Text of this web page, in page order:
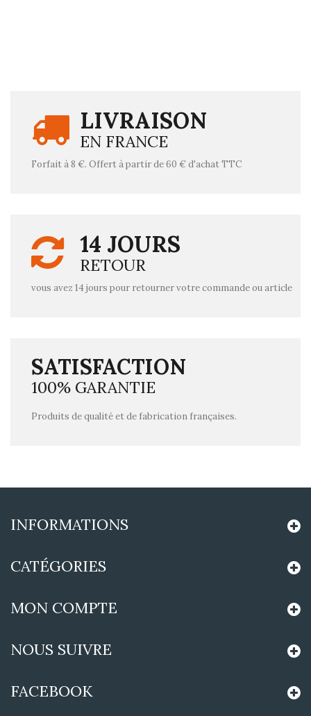
LIVRAISON
EN FRANCE
Forfait à 8 €. Offert à partir de 60 € d'achat TTC
14 JOURS
RETOUR
vous avez 14 jours pour retourner votre commande ou article
SATISFACTION
100% GARANTIE
Produits de qualité et de fabrication françaises.
INFORMATIONS
CATÉGORIES
MON COMPTE
NOUS SUIVRE
FACEBOOK